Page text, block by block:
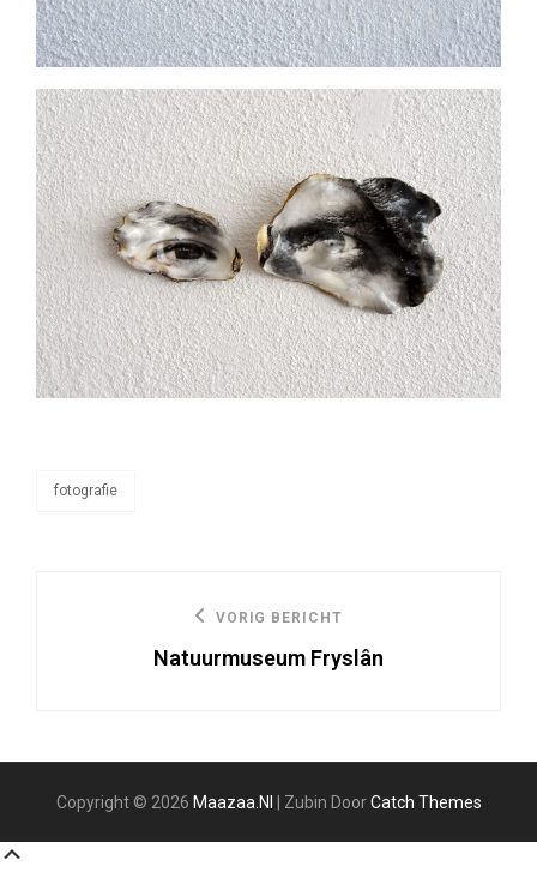
categorieën
fotografie
navigatie
VORIG BERICHT
Natuurmuseum Fryslân
Copyright © 2026 Maazaa.nl Zubin DoorCatch Themes